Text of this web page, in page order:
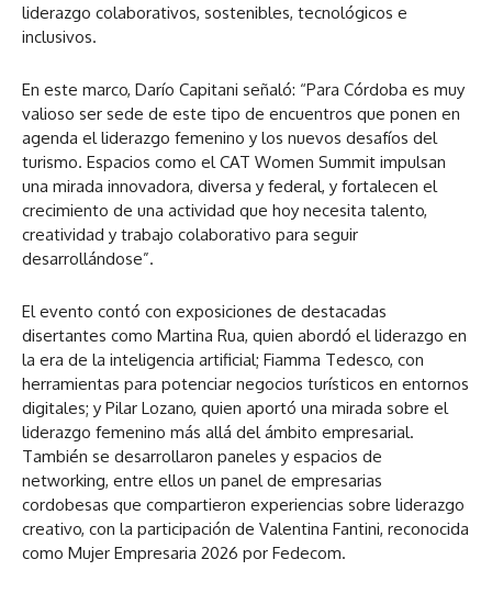
liderazgo colaborativos, sostenibles, tecnológicos e
inclusivos.
En este marco, Darío Capitani señaló: “Para Córdoba es muy
valioso ser sede de este tipo de encuentros que ponen en
agenda el liderazgo femenino y los nuevos desafíos del
turismo. Espacios como el CAT Women Summit impulsan
una mirada innovadora, diversa y federal, y fortalecen el
crecimiento de una actividad que hoy necesita talento,
creatividad y trabajo colaborativo para seguir
desarrollándose”.
El evento contó con exposiciones de destacadas
disertantes como Martina Rua, quien abordó el liderazgo en
la era de la inteligencia artificial; Fiamma Tedesco, con
herramientas para potenciar negocios turísticos en entornos
digitales; y Pilar Lozano, quien aportó una mirada sobre el
liderazgo femenino más allá del ámbito empresarial.
También se desarrollaron paneles y espacios de
networking, entre ellos un panel de empresarias
cordobesas que compartieron experiencias sobre liderazgo
creativo, con la participación de Valentina Fantini, reconocida
como Mujer Empresaria 2026 por Fedecom.